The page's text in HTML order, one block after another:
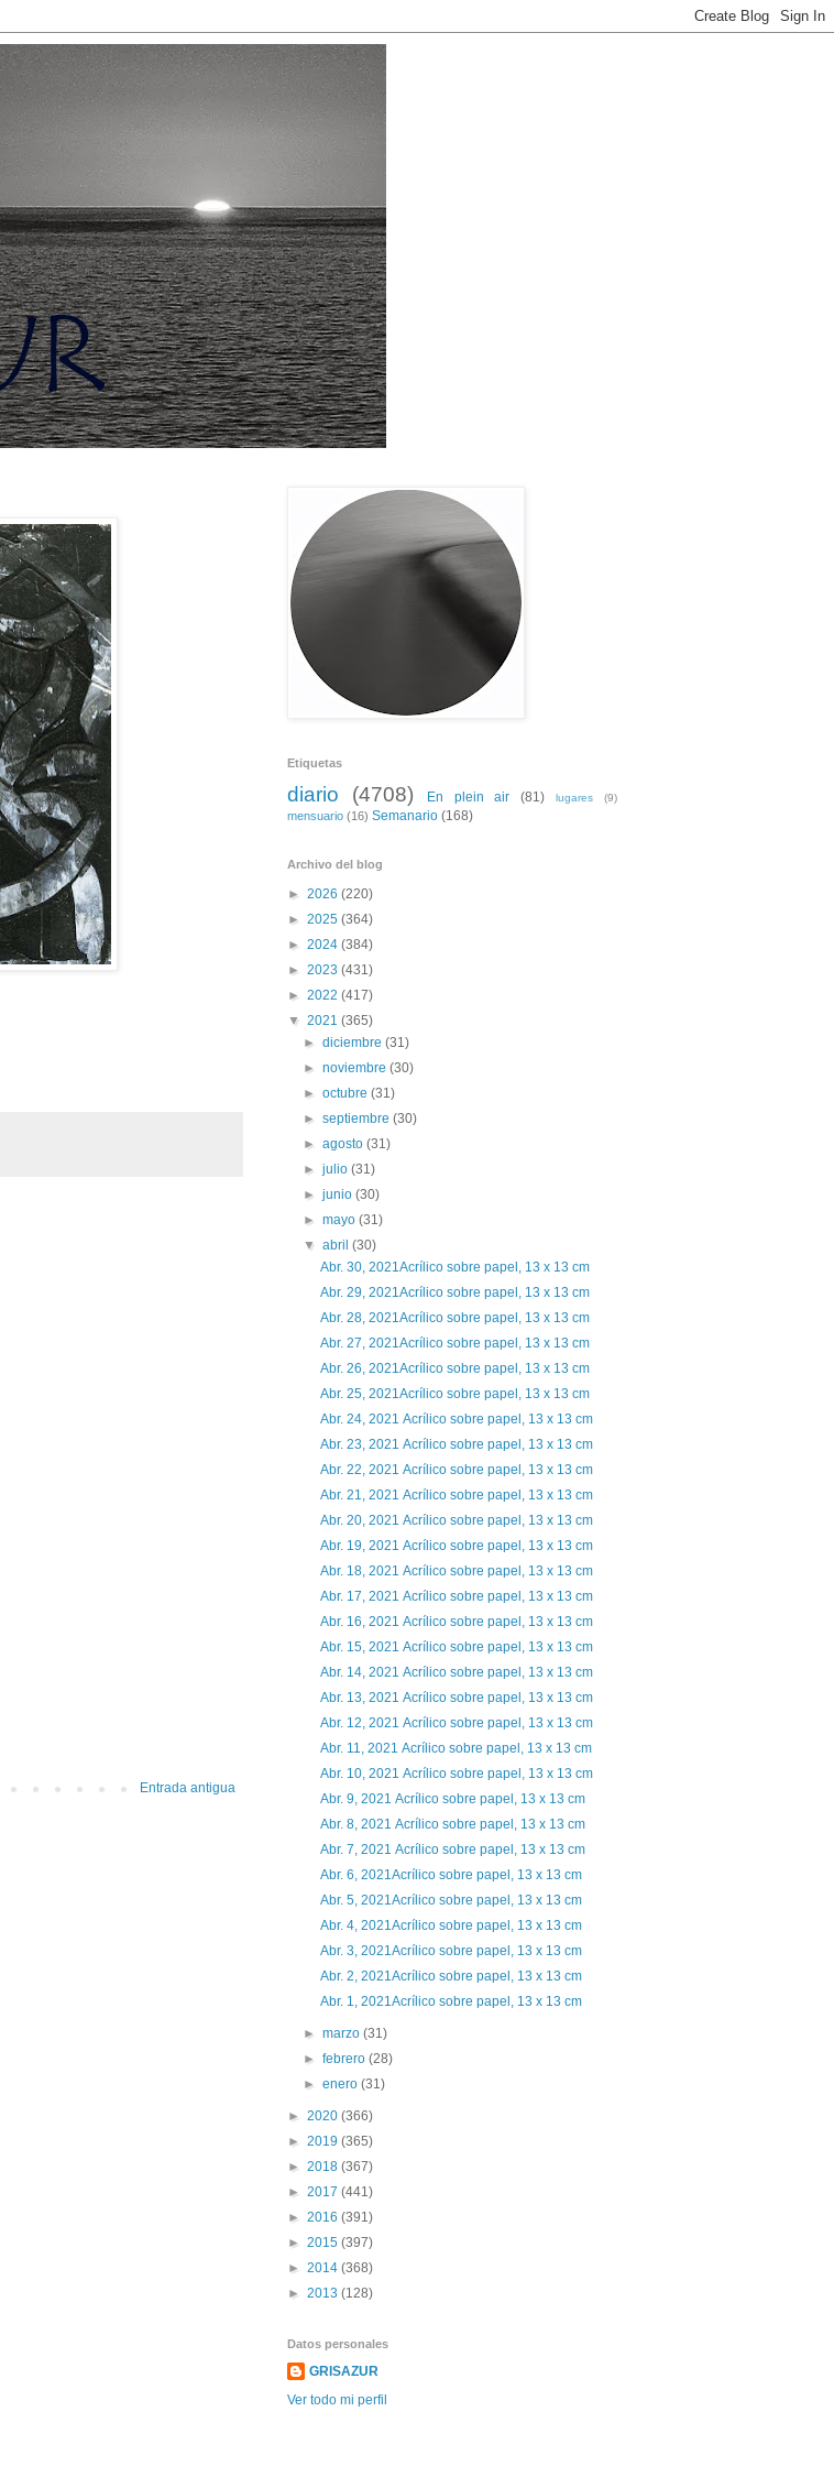
Entrada antigua
Etiquetas
diario (4708) En plein air (81) lugares (9)
mensuario (16) Semanario (168)
Archivo del blog
► 2026 (220)
► 2025 (364)
► 2024 (384)
► 2023 (431)
► 2022 (417)
▼ 2021 (365)
►diciembre(31)
►noviembre(30)
►octubre(31)
►septiembre(30)
►agosto(31)
►julio(31)
►junio(30)
►mayo(31)
▼abril(30)
Abr. 30, 2021Acrílico sobre papel, 13 x 13 cm
Abr. 29, 2021Acrílico sobre papel, 13 x 13 cm
Abr. 28, 2021Acrílico sobre papel, 13 x 13 cm
Abr. 27, 2021Acrílico sobre papel, 13 x 13 cm
Abr. 26, 2021Acrílico sobre papel, 13 x 13 cm
Abr. 25, 2021Acrílico sobre papel, 13 x 13 cm
Abr. 24, 2021 Acrílico sobre papel, 13 x 13 cm
Abr. 23, 2021 Acrílico sobre papel, 13 x 13 cm
Abr. 22, 2021 Acrílico sobre papel, 13 x 13 cm
Abr. 21, 2021 Acrílico sobre papel, 13 x 13 cm
Abr. 20, 2021 Acrílico sobre papel, 13 x 13 cm
Abr. 19, 2021 Acrílico sobre papel, 13 x 13 cm
Abr. 18, 2021 Acrílico sobre papel, 13 x 13 cm
Abr. 17, 2021 Acrílico sobre papel, 13 x 13 cm
Abr. 16, 2021 Acrílico sobre papel, 13 x 13 cm
Abr. 15, 2021 Acrílico sobre papel, 13 x 13 cm
Abr. 14, 2021 Acrílico sobre papel, 13 x 13 cm
Abr. 13, 2021 Acrílico sobre papel, 13 x 13 cm
Abr. 12, 2021 Acrílico sobre papel, 13 x 13 cm
Abr. 11, 2021 Acrílico sobre papel, 13 x 13 cm
Abr. 10, 2021 Acrílico sobre papel, 13 x 13 cm
Abr. 9, 2021 Acrílico sobre papel, 13 x 13 cm
Abr. 8, 2021 Acrílico sobre papel, 13 x 13 cm
Abr. 7, 2021 Acrílico sobre papel, 13 x 13 cm
Abr. 6, 2021Acrílico sobre papel, 13 x 13 cm
Abr. 5, 2021Acrílico sobre papel, 13 x 13 cm
Abr. 4, 2021Acrílico sobre papel, 13 x 13 cm
Abr. 3, 2021Acrílico sobre papel, 13 x 13 cm
Abr. 2, 2021Acrílico sobre papel, 13 x 13 cm
Abr. 1, 2021Acrílico sobre papel, 13 x 13 cm
►marzo(31)
►febrero(28)
►enero(31)
► 2020 (366)
► 2019 (365)
► 2018 (367)
► 2017 (441)
► 2016 (391)
► 2015 (397)
► 2014 (368)
► 2013 (128)
Datos personales
GRISAZUR
Ver todo mi perfil